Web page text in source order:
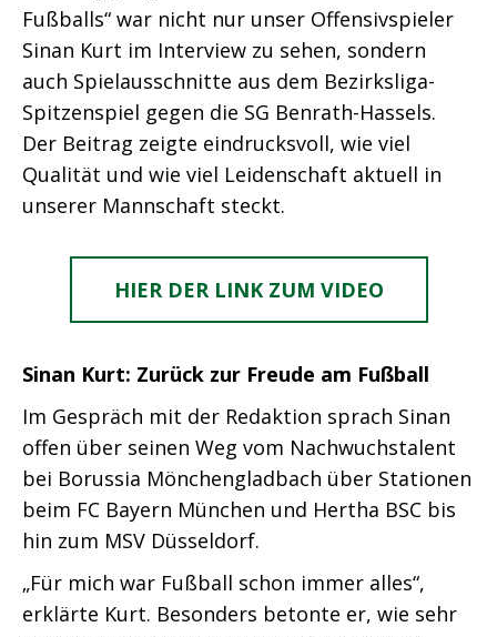
Fußballs“ war nicht nur unser Offensivspieler
Sinan Kurt im Interview zu sehen, sondern
auch Spielausschnitte aus dem Bezirksliga-
Spitzenspiel gegen die SG Benrath-Hassels.
Der Beitrag zeigte eindrucksvoll, wie viel
Qualität und wie viel Leidenschaft aktuell in
unserer Mannschaft steckt.
HIER DER LINK ZUM VIDEO
Sinan Kurt: Zurück zur Freude am Fußball
Im Gespräch mit der Redaktion sprach Sinan
offen über seinen Weg vom Nachwuchstalent
bei Borussia Mönchengladbach über Stationen
beim FC Bayern München und Hertha BSC bis
hin zum MSV Düsseldorf.
„Für mich war Fußball schon immer alles“,
erklärte Kurt. Besonders betonte er, wie sehr